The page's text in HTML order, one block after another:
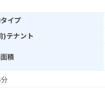
イプ
)テナント
積